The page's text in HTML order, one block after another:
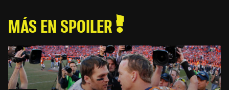
MÁS EN SPOILER